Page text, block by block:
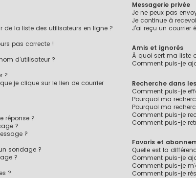
la liste des utilisateurs en ligne ?
pas correcte !
d’utilisateur ?
?
je clique sur le lien de courrier
réponse ?
?
?
sondage ?
?
?
Messagerie privée
Je ne peux pas
Je continue à
J’ai reçu un
Amis et ignorés
À quoi sert ma liste
Comment puis-je
Recherche dans
Comment puis-je
Pourquoi ma
Pourquoi ma
Comment puis-je
Comment puis-je
Favoris et
Quelle est la
Comment puis-je
Comment puis-je
Comment puis-je